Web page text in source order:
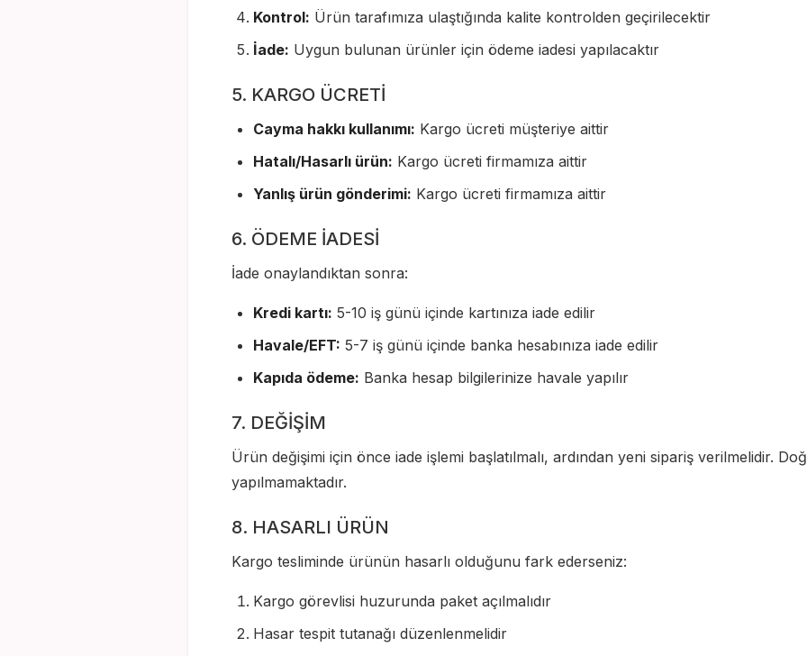
Kontrol: Ürün tarafımıza ulaştığında kalite kontrolden geçirilecektir
İade: Uygun bulunan ürünler için ödeme iadesi yapılacaktır
5. KARGO ÜCRETİ
Cayma hakkı kullanımı: Kargo ücreti müşteriye aittir
Hatalı/Hasarlı ürün: Kargo ücreti firmamıza aittir
Yanlış ürün gönderimi: Kargo ücreti firmamıza aittir
6. ÖDEME İADESİ
İade onaylandıktan sonra:
Kredi kartı: 5-10 iş günü içinde kartınıza iade edilir
Havale/EFT: 5-7 iş günü içinde banka hesabınıza iade edilir
Kapıda ödeme: Banka hesap bilgilerinize havale yapılır
7. DEĞİŞİM
Ürün değişimi için önce iade işlemi başlatılmalı, ardından yeni sipariş verilmelidir.
yapılmamaktadır.
8. HASARLI ÜRÜN
Kargo tesliminde ürünün hasarlı olduğunu fark ederseniz:
Kargo görevlisi huzurunda paket açılmalıdır
Hasar tespit tutanağı düzenlenmelidir